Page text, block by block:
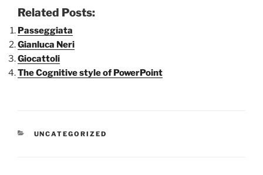
Related Posts:
Passeggiata
Gianluca Neri
Giocattoli
The Cognitive style of PowerPoint
CATEGORIE
UNCATEGORIZED